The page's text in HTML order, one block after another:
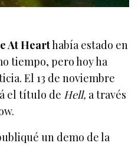
At Hearthabía estado en
tiempo, pero hoy ha
El 13 de noviembre
el título de Hell, a través
un demo de la